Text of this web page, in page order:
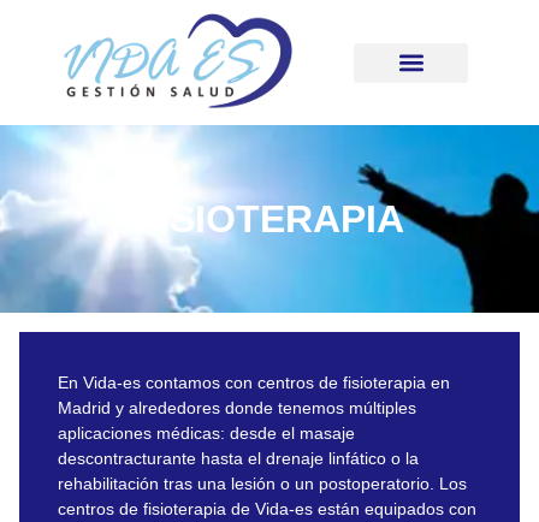
FISIOTERAPIA
En Vida-es contamos con centros de fisioterapia en
Madrid y alrededores donde tenemos múltiples
aplicaciones médicas: desde el masaje
descontracturante hasta el drenaje linfático o la
rehabilitación tras una lesión o un postoperatorio. Los
centros de fisioterapia de Vida-es están equipados con